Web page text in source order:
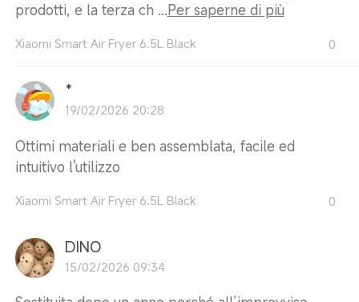
prodotti, e la terza ch ...Per saperne di più
Xiaomi Smart Air Fryer 6.5L Black 0
*
19/02/2026 20:28
Ottimi materiali e ben assemblata, facile ed
intuitivo l'utilizzo
Xiaomi Smart Air Fryer 6.5L Black 0
DINO
15/02/2026 09:34